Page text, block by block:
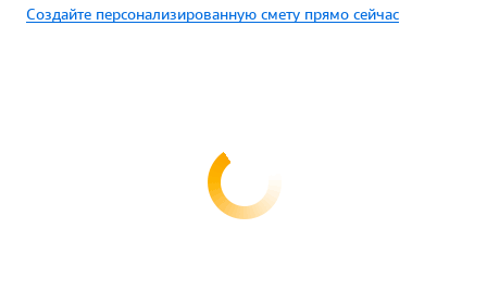
Создайте персонализированную смету прямо сейчас